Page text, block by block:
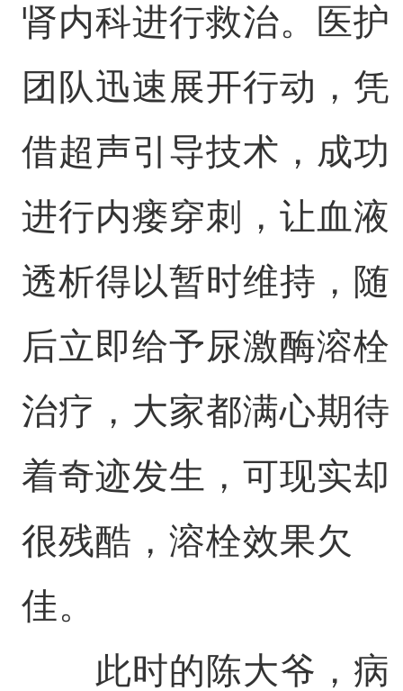
肾内科进行救治。医护
团队迅速展开行动，凭
借超声引导技术，成功
进行内瘘穿刺，让血液
透析得以暂时维持，随
后立即给予尿激酶溶栓
治疗，大家都满心期待
着奇迹发生，可现实却
很残酷，溶栓效果欠
佳。
此时的陈大爷，病